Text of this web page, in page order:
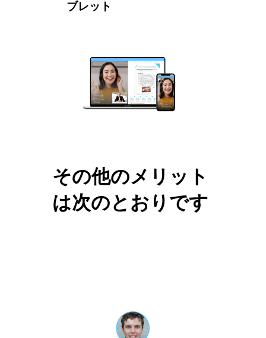
ブレット
その他のメリット
は次のとおりです